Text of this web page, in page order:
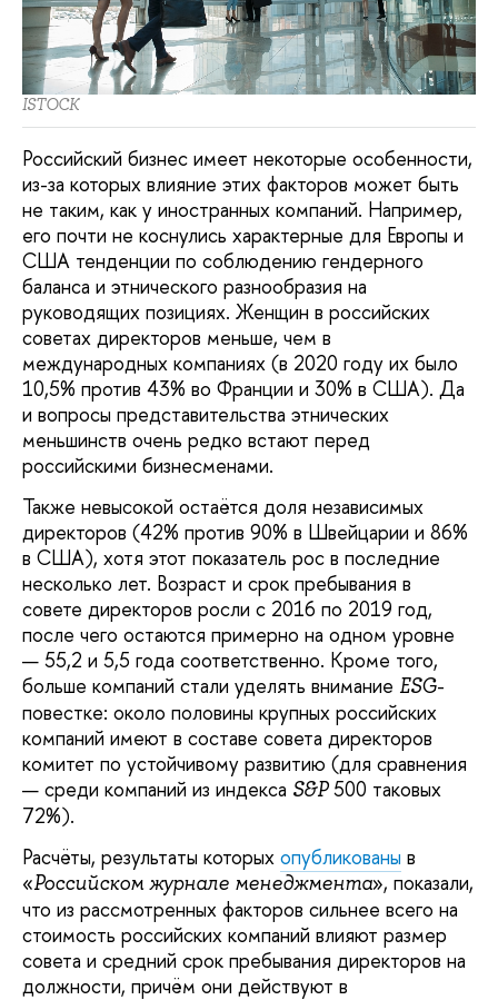
ISTOCK
Российский бизнес имеет некоторые особенности,
из-за которых влияние этих факторов может быть
не таким, как у иностранных компаний. Например,
его почти не коснулись характерные для Европы и
США тенденции по соблюдению гендерного
баланса и этнического разнообразия на
руководящих позициях. Женщин в российских
советах директоров меньше, чем в
международных компаниях (в 2020 году их было
10,5% против 43% во Франции и 30% в США). Да
и вопросы представительства этнических
меньшинств очень редко встают перед
российскими бизнесменами.
Также невысокой остаётся доля независимых
директоров (42% против 90% в Швейцарии и 86%
в США), хотя этот показатель рос в последние
несколько лет. Возраст и срок пребывания в
совете директоров росли с 2016 по 2019 год,
после чего остаются примерно на одном уровне
— 55,2 и 5,5 года соответственно. Кроме того,
больше компаний стали уделять внимание ESG-
повестке: около половины крупных российских
компаний имеют в составе совета директоров
комитет по устойчивому развитию (для сравнения
— среди компаний из индекса S&P500 таковых
72%).
Расчёты, результаты которых опубликованы в
«Российском журнале менеджмента», показали,
что из рассмотренных факторов сильнее всего на
стоимость российских компаний влияют размер
совета и средний срок пребывания директоров на
должности, причём они действуют в